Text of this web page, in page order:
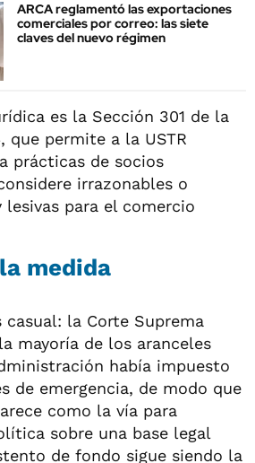
ARCA reglamentó las exportaciones
comerciales por correo: las siete
claves del nuevo régimen
es la Sección 301 de la
que permite a la USTR
prácticas de socios
irrazonables o
para el comercio
medida
casual: la Corte Suprema
mayoría de los aranceles
había impuesto
de emergencia, de modo que
como la vía para
sobre una base legal
de fondo sigue siendo la